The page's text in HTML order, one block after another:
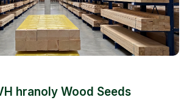
hranoly Wood Seeds